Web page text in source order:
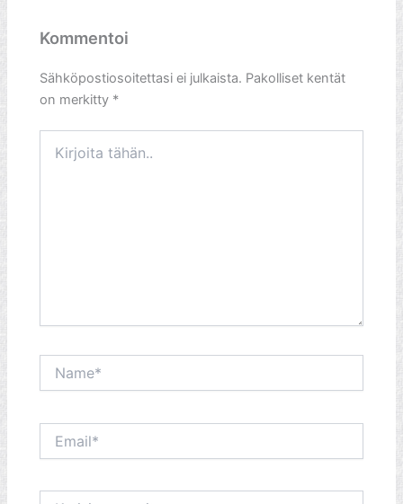
Kommentoi
Sähköpostiosoitettasi ei julkaista. Pakolliset kentät
on merkitty *
tähän..